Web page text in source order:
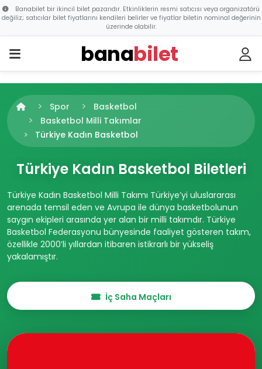
Banabilet bir ikincil bilet pazarıdır. Etkinliklerin resmi satıcısı veya organizatörü
değiliz; satıcılar bilet fiyatlarını kendileri belirler ve fiyatlar biletin nominal değerinin
üzerinde olabilir.
banabilet
Spor
Basketbol
Basketbol Milli Takımlar
Türkiye Kadın Basketbol
Türkiye Kadın Basketbol Biletleri
Türkiye Kadın Basketbol Milli Takımı Türkiye’yi uluslararası
arenada temsil eden ve Avrupa ile dünya basketbolunun
saygın ekipleri arasında yer alan bir milli takımdır. Türkiye
Basketbol Federasyonu bünyesinde faaliyet gösteren takım,
özellikle 2000’li yıllardan itibaren istikrarlı bir yükseliş
yakalamıştır.
İç Saha Maçları